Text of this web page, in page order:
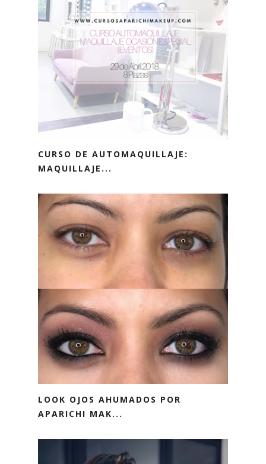
CURSO DE AUTOMAQUILLAJE:
MAQUILLAJE...
LOOK OJOS AHUMADOS POR
APARICHI MAK...